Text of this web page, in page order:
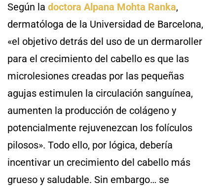
Según la doctora Alpana Mohta Ranka,
dermatóloga de la Universidad de Barcelona,
«el objetivo detrás del uso de un dermaroller
para el crecimiento del cabello es que las
microlesiones creadas por las pequeñas
agujas estimulen la circulación sanguínea,
aumenten la producción de colágeno y
potencialmente rejuvenezcan los folículos
pilosos». Todo ello, por lógica, debería
incentivar un crecimiento del cabello más
grueso y saludable. Sin embargo… se